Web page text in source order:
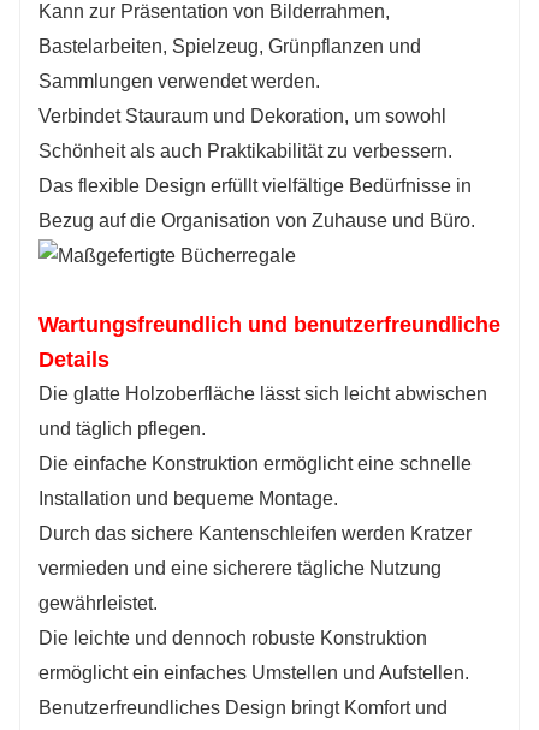
Kann zur Präsentation von Bilderrahmen,
Bastelarbeiten, Spielzeug, Grünpflanzen und
Sammlungen verwendet werden.
Verbindet Stauraum und Dekoration, um sowohl
Schönheit als auch Praktikabilität zu verbessern.
Das flexible Design erfüllt vielfältige Bedürfnisse in
Bezug auf die Organisation von Zuhause und Büro.
Wartungsfreundlich und benutzerfreundliche
Details
Die glatte Holzoberfläche lässt sich leicht abwischen
und täglich pflegen.
Die einfache Konstruktion ermöglicht eine schnelle
Installation und bequeme Montage.
Durch das sichere Kantenschleifen werden Kratzer
vermieden und eine sicherere tägliche Nutzung
gewährleistet.
Die leichte und dennoch robuste Konstruktion
ermöglicht ein einfaches Umstellen und Aufstellen.
Benutzerfreundliches Design bringt Komfort und